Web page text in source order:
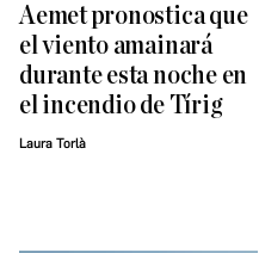
Aemet pronostica que
el viento amainará
durante esta noche en
el incendio de Tírig
Laura Torlà